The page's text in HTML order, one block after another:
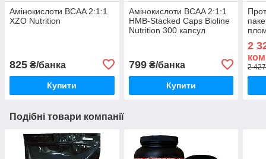
Амінокислоти BCAA 2:1:1
XZO Nutrition
825 ₴/банка
Купити
Амінокислоти BCAA 2:1:1
HMB-Stacked Caps Bioline
Nutrition 300 капсул
799₴/банка
Купити
2
2
Подібні товари компанії